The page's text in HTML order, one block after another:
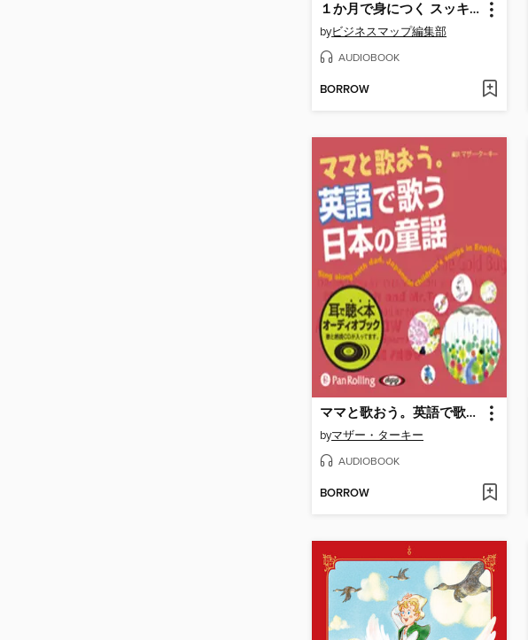
１か月で身につく スッキリ整理整頓術
byビジネスマップ編集部
AUDIOBOOK
BORROW
ママと歌おう。英語で歌う日本の童謡
byマザー・ターキー
AUDIOBOOK
BORROW